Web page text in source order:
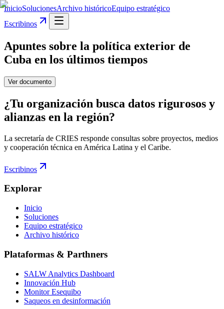
InicioSolucionesArchivo históricoEquipo estratégico
Escribinos
Apuntes sobre la política exterior de
Cuba en los últimos tiempos
Ver documento
¿Tu organización busca datos rigurosos y
alianzas en la región?
La secretaría de CRIES responde consultas sobre proyectos, medios
y cooperación técnica en América Latina y el Caribe.
Escribinos
Explorar
Inicio
Soluciones
Equipo estratégico
Archivo histórico
Plataformas & Parthners
SALW Analytics Dashboard
Innovación Hub
Monitor Esequibo
Saqueos en desinformación